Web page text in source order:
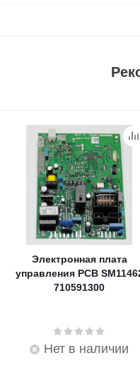
Электронная плата
управления PCB
710591300
Нет в наличии